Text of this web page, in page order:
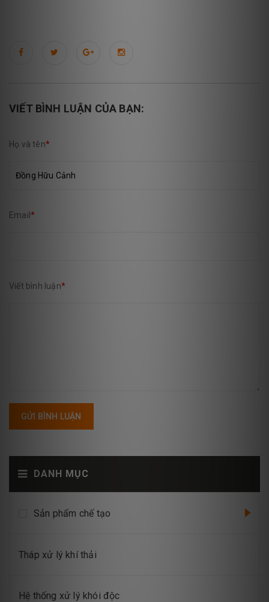
DANH MỤC
Sản phẩm chế tạo
Tháp xử lý khí thải
Hệ thống xử lý khói độc
VIẾT BÌNH LUẬN CỦA BẠN:
Họ và tên*
Email *
Viết bình luận*
GỬI BÌNH LUẬN